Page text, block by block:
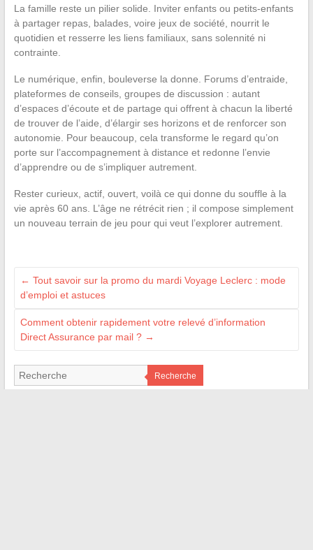
La famille reste un pilier solide. Inviter enfants ou petits-enfants
à partager repas, balades, voire jeux de société, nourrit le
quotidien et resserre les liens familiaux, sans solennité ni
contrainte.
Le numérique, enfin, bouleverse la donne. Forums d’entraide,
plateformes de conseils, groupes de discussion : autant
d’espaces d’écoute et de partage qui offrent à chacun la liberté
de trouver de l’aide, d’élargir ses horizons et de renforcer son
autonomie. Pour beaucoup, cela transforme le regard qu’on
porte sur l’accompagnement à distance et redonne l’envie
d’apprendre ou de s’impliquer autrement.
Rester curieux, actif, ouvert, voilà ce qui donne du souffle à la
vie après 60 ans. L’âge ne rétrécit rien ; il compose simplement
un nouveau terrain de jeu pour qui veut l’explorer autrement.
← Tout savoir sur la promo du mardi Voyage Leclerc : mode
d’emploi et astuces
Comment obtenir rapidement votre relevé d’information
Direct Assurance par mail ? →
Recherche